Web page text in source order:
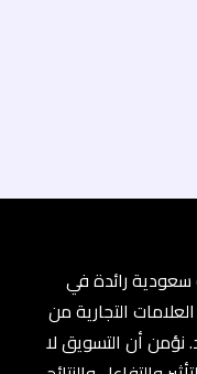
رائدة في
التجارية من
نؤمن أن التسويق لا